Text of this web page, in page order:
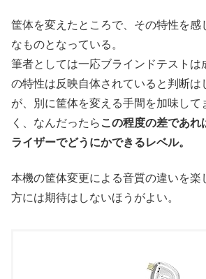
筐体を変えたところで、その特性を感
なものとなっている。
筆者としては一応ブラインドテスト
の特性は反映自体されていると判断は
が、別に筐体を変える手間を加味して
く、なんだったらこの程度の差であ
ライザーでどうにかできるレベル。
本機の筐体変更による音質の違いを楽
方には期待はしないほうがよい。